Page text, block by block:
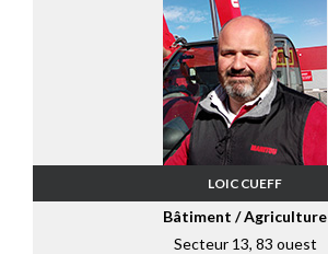
LOIC CUEFF
Bâtiment / Agriculture
Secteur 13, 83 ouest